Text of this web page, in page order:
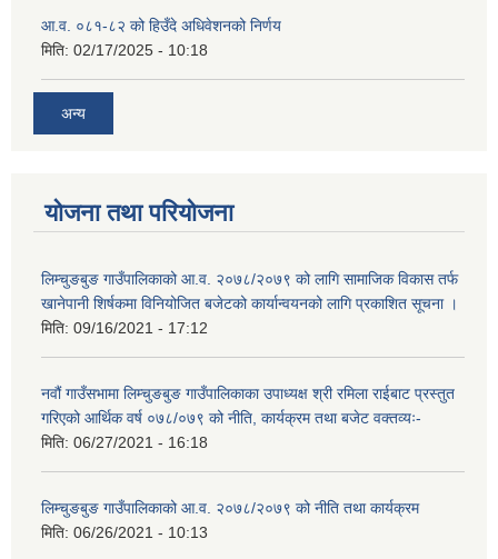
आ.व. ०८१-८२ को हिउँदे अधिवेशनको निर्णय
मिति: 02/17/2025 - 10:18
अन्य
योजना तथा परियोजना
लिम्चुङबुङ गाउँपालिकाको आ.व. २०७८/२०७९ को लागि सामाजिक विकास तर्फ
खानेपानी शिर्षकमा विनियोजित बजेटको कार्यान्वयनको लागि प्रकाशित सूचना ।
मिति: 09/16/2021 - 17:12
नवौं गाउँसभामा लिम्चुङबुङ गाउँपालिकाका उपाध्यक्ष श्री रमिला राईबाट प्रस्तुत
गरिएको आर्थिक वर्ष ०७८/०७९ को नीति, कार्यक्रम तथा बजेट वक्तव्यः-
मिति: 06/27/2021 - 16:18
लिम्चुङबुङ गाउँपालिकाको आ.व. २०७८/२०७९ को नीति तथा कार्यक्रम
मिति: 06/26/2021 - 10:13